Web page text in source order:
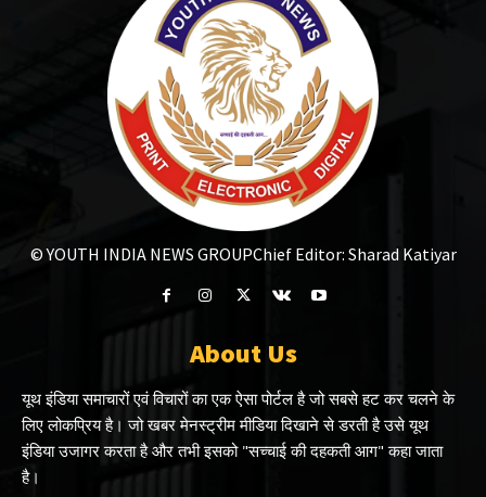
© YOUTH INDIA NEWS GROUPChief Editor: Sharad Katiyar
About Us
यूथ इंडिया समाचारों एवं विचारों का एक ऐसा पोर्टल है जो सबसे हट कर चलने के
लिए लोकप्रिय है। जो खबर मेनस्ट्रीम मीडिया दिखाने से डरती है उसे यूथ
इंडिया उजागर करता है और तभी इसको "सच्चाई की दहकती आग" कहा जाता
है।